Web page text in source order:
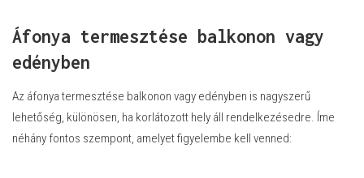
Áfonya termesztése balkonon vagy
edényben
Az áfonya termesztése balkonon vagy edényben is nagyszerű
lehetőség, különösen, ha korlátozott hely áll rendelkezésedre. Íme
néhány fontos szempont, amelyet figyelembe kell venned: